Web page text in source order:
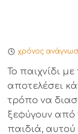
χρόνος
Το παιχνίδι
αποτελέσει
τρόπο να
ξεφύγουν από
παιδιά, αυτού